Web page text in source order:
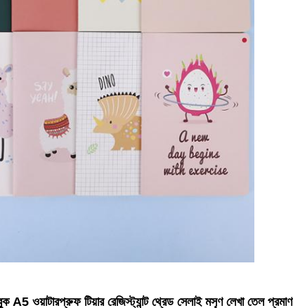
A5 ওয়াটারপ্রুফ টিয়ার রেজিস্ট্যান্ট থ্রেড সেলাই মসৃণ লেখা তেল প্রমাণ